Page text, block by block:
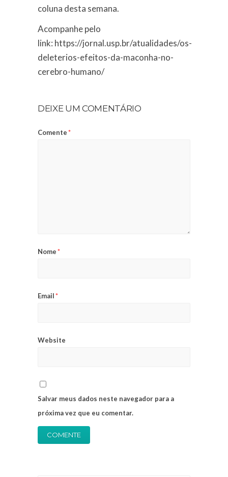
coluna desta semana.
Acompanhe pelo
link: https://jornal.usp.br/atualidades/os-
deleterios-efeitos-da-maconha-no-
cerebro-humano/
DEIXE UM COMENTÁRIO
Comente*
Nome*
Email*
Website
Salvar meus dados neste navegador para a
próxima vez que eu comentar.